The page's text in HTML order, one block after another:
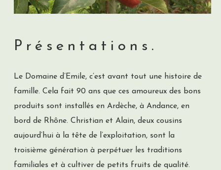
Présentations.
Le Domaine d’Emile, c’est avant tout une histoire de
famille. Cela fait 90 ans que ces amoureux des bons
produits sont installés en Ardèche, à Andance, en
bord de Rhône. Christian et Alain, deux cousins
aujourd’hui à la tête de l’exploitation, sont la
troisième génération à perpétuer les traditions
familiales et à cultiver de petits fruits de qualité.